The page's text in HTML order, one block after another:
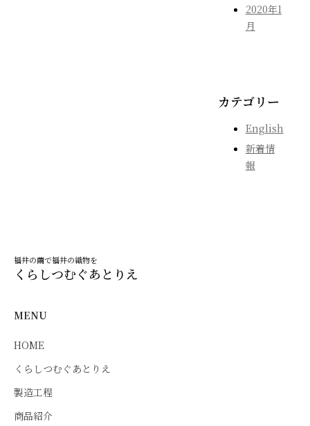
2020年1
月
カテゴリー
English
新着情
報
福井の繭で福井の織物を
くらしつむぐあとりえ
MENU
HOME
くらしつむぐあとりえ
製造工程
商品紹介